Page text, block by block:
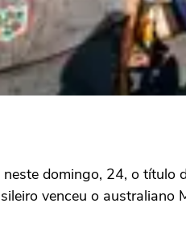
domingo, 24, o título
venceu o